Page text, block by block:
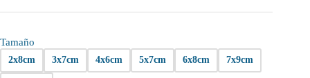
through
Tamaño
2x8cm 3x7cm 4x6cm 5x7cm 6x8cm 7x9cm